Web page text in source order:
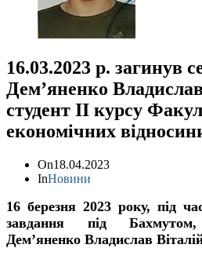
16.03.2023 р. загинув
Дем’яненко
студент ІІ курсу
економічних
On18.04.2023
InНовини
16 березня 2023 року, під
завдання під
Дем’яненко Владислав